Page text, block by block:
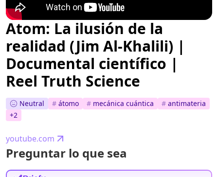
Atom: La ilusión de la
realidad (Jim Al-Khalili) |
Documental científico |
Reel Truth Science
Neutral # átomo # mecánica cuántica # antimateria
+2
youtube.com
Preguntar lo que sea